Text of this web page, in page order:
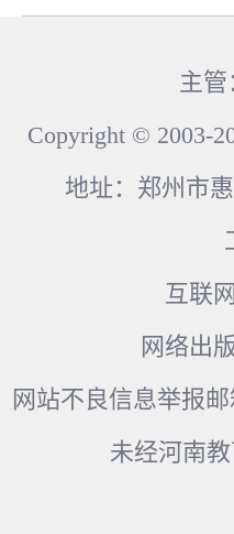
主
Copyright © 2003-
地址：郑州市
互联
网络出
网站不良信息举报邮
未经河南